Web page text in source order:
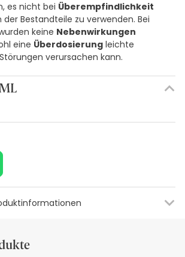
es nicht bei Überempfindlichkeit
Bestandteile zu verwenden. Bei
keine Nebenwirkungen
eine Überdosierung leichte
verursachen kann.